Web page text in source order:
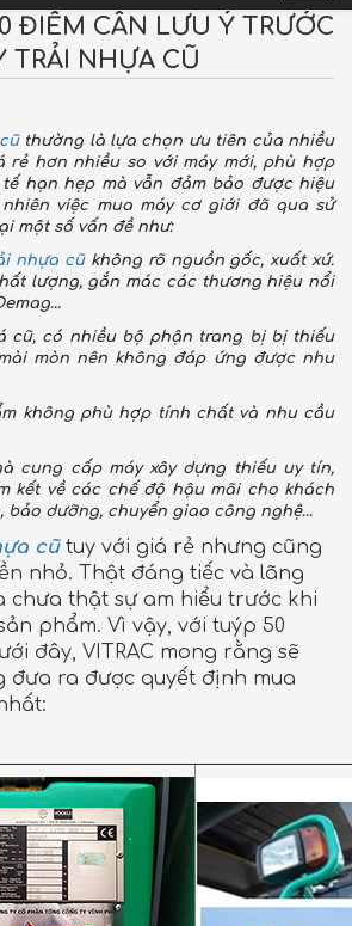
ĐIỂM CẦN LƯU Ý TRƯỚC
TRẢI NHỰA CŨ
thường là lựa chọn ưu tiên của nhiều
rẻ hơn nhiều so với máy mới, phù hợp
hạn hẹp mà vẫn đảm bảo được hiệu
việc mua máy cơ giới đã qua sử
một số vấn đề như:
nhựa cũkhông rõ nguồn gốc, xuất xứ.
lượng, gắn mác các thương hiệu nổi
cũ, có nhiều bộ phận trang bị bị thiếu
mòn nên không đáp ứng được nhu
không phù hợp tính chất và nhu cầu
cung cấp máy xây dựng thiếu uy tín,
kết về các chế độ hậu mãi cho khách
bảo dưỡng, chuyển giao công nghệ…
cũtuy với giá rẻ nhưng cũng
nhỏ. Thật đáng tiếc và lãng
chưa thật sự am hiểu trước khi
phẩm. Vì vậy, với tuýp 50
đây, VITRAC mong rằng sẽ
đưa ra được quyết định mua